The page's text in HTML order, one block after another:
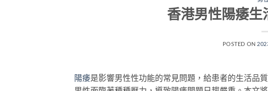
香港男性陽痿生
POSTED ON
陽痿是影響男性性功能的常見問題，給患者的生活品